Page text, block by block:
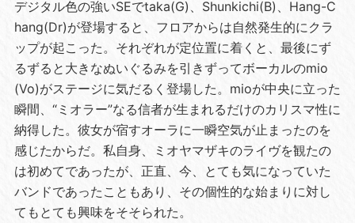
デジタル色の強いSEでtaka(G)、Shunkichi(B)、Hang-C
hang(Dr)が登場すると、フロアからは自然発生的にクラ
ップが起こった。それぞれが定位置に着くと、最後にず
るずると大きなぬいぐるみを引きずってボーカルのmio
(Vo)がステージに気だるく登場した。mioが中央に立った
瞬間、“ミオラー”なる信者が生まれるだけのカリスマ性に
納得した。彼女が宿すオーラに一瞬空気が止まったのを
感じたからだ。私自身、ミオヤマザキのライヴを観たの
は初めてであったが、正直、今、とても気になっていた
バンドであったこともあり、その個性的な始まりに対し
てもとても興味をそそられた。